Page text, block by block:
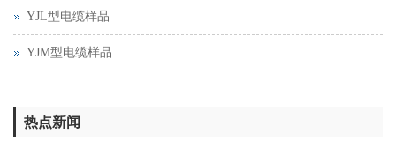
YJL型电缆样品
YJM型电缆样品
热点新闻